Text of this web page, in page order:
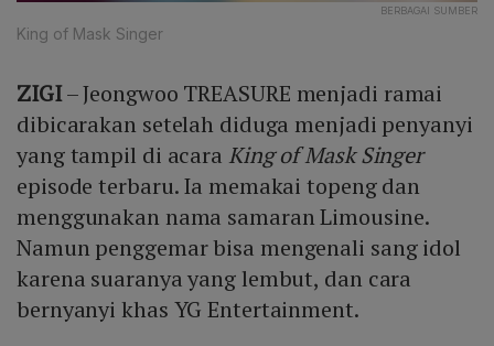
BERBAGAI SUMBER
King of Mask Singer
ZIGI– Jeongwoo TREASURE menjadi ramai
dibicarakan setelah diduga menjadi penyanyi
yang tampil di acara King of Mask Singer
episode terbaru. Ia memakai topeng dan
menggunakan nama samaran Limousine.
Namun penggemar bisa mengenali sang idol
karena suaranya yang lembut, dan cara
bernyanyi khas YG Entertainment.